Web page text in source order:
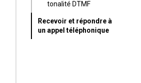
tonalité DTMF
Recevoir et répondre à
un appel téléphonique